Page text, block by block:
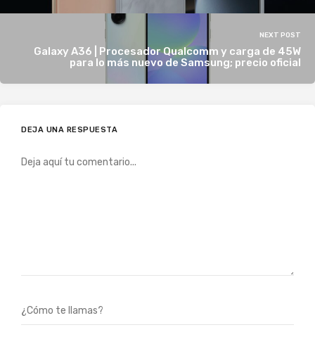
NEXT POST
Galaxy A36 | Procesador Qualcomm y carga de 45W
para lo más nuevo de Samsung; precio oficial
DEJA UNA RESPUESTA